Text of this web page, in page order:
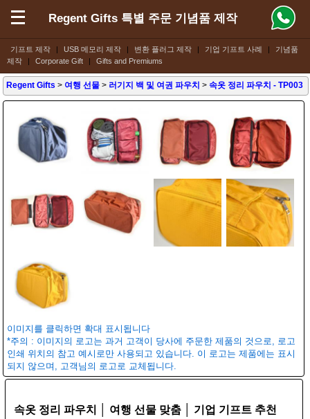
기프트 제작 | USB 메모리 제작 | 변환 플러그 제작 | 기업 기프트 사례 |
기념품
제작
| Corporate Gift | Gifts and Premiums
Regent Gifts 특별 주문 기념품 제작
Regent Gifts > 여행 선물 > 러기지 백 및 여권 파우치 >속옷 정리 파우치 - TP003
이미지를 클릭하면 확대 표시됩니다
*주의 : 이미지의 로고는 과거 고객이 당사에 주문한 제품의 것으로, 로고
인쇄 위치의 참고 예시로만 사용되고 있습니다. 이 로고는 제품에는 표시
되지 않으며, 고객님의 로고로 교체됩니다.
속옷 정리 파우치 │ 여행 선물 맞춤 │ 기업 기프트 추천